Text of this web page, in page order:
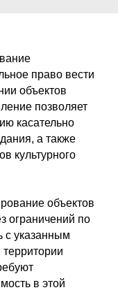
право вести
объектов
позволяет
касательно
а также
культурного
объектов
ограничений по
с указанным
в этой